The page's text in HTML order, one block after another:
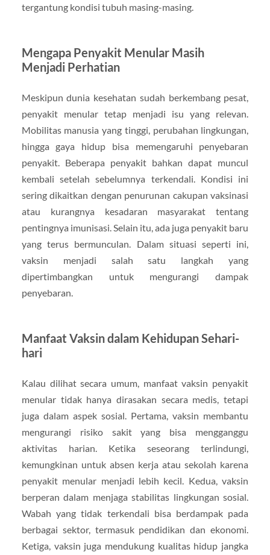
tergantung kondisi tubuh masing-masing.
Mengapa Penyakit Menular Masih
Menjadi Perhatian
Meskipun dunia kesehatan sudah berkembang pesat,
penyakit menular tetap menjadi isu yang relevan.
Mobilitas manusia yang tinggi, perubahan lingkungan,
hingga gaya hidup bisa memengaruhi penyebaran
penyakit. Beberapa penyakit bahkan dapat muncul
kembali setelah sebelumnya terkendali. Kondisi ini
sering dikaitkan dengan penurunan cakupan vaksinasi
atau kurangnya kesadaran masyarakat tentang
pentingnya imunisasi. Selain itu, ada juga penyakit baru
yang terus bermunculan. Dalam situasi seperti ini,
vaksin menjadi salah satu langkah yang
dipertimbangkan untuk mengurangi dampak
penyebaran.
Manfaat Vaksin dalam Kehidupan Sehari-
hari
Kalau dilihat secara umum, manfaat vaksin penyakit
menular tidak hanya dirasakan secara medis, tetapi
juga dalam aspek sosial. Pertama, vaksin membantu
mengurangi risiko sakit yang bisa mengganggu
aktivitas harian. Ketika seseorang terlindungi,
kemungkinan untuk absen kerja atau sekolah karena
penyakit menular menjadi lebih kecil. Kedua, vaksin
berperan dalam menjaga stabilitas lingkungan sosial.
Wabah yang tidak terkendali bisa berdampak pada
berbagai sektor, termasuk pendidikan dan ekonomi.
Ketiga, vaksin juga mendukung kualitas hidup jangka